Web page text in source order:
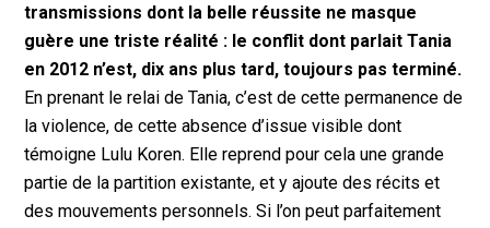
transmissions dont la belle réussite ne masque
guère une triste réalité : le conflit dont parlait Tania
en 2012 n’est, dix ans plus tard, toujours pas terminé.
En prenant le relai de Tania, c’est de cette permanence de
la violence, de cette absence d’issue visible dont
témoigne Lulu Koren. Elle reprend pour cela une grande
partie de la partition existante, et y ajoute des récits et
des mouvements personnels. Si l’on peut parfaitement